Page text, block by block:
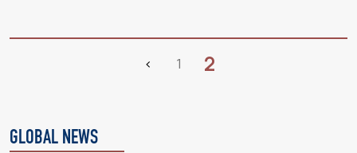
‹ 1 2
GLOBAL NEWS